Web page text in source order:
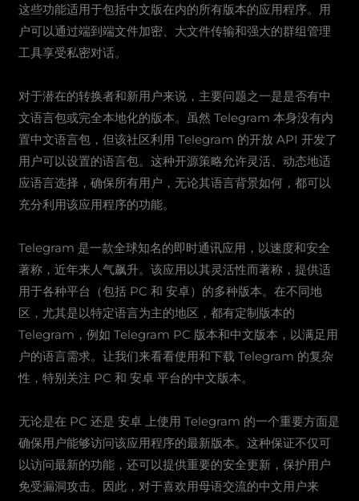
这些功能适用于包括中文版在内的所有版本的应用程序。用
户可以通过端到端文件加密、大文件传输和强大的群组管理
工具享受私密对话。
对于潜在的转换者和新用户来说，主要问题之一是是否有中
文语言包或完全本地化的版本。虽然 Telegram 本身没有内
置中文语言包，但该社区利用 Telegram 的开放 API 开发了
用户可以设置的语言包。这种开源策略允许灵活、动态地适
应语言选择，确保所有用户，无论其语言背景如何，都可以
充分利用该应用程序的功能。
Telegram 是一款全球知名的即时通讯应用，以速度和安全
著称，近年来人气飙升。该应用以其灵活性而著称，提供适
用于各种平台（包括 PC 和 安卓）的多种版本。在不同地
区，尤其是以特定语言为主的地区，都有定制版本的
Telegram，例如 Telegram PC 版本和中文版本，以满足用
户的语言需求。让我们来看看使用和下载 Telegram 的复杂
性，特别关注 PC 和 安卓 平台的中文版本。
无论是在 PC 还是 安卓 上使用 Telegram 的一个重要方面是
确保用户能够访问该应用程序的最新版本。这种保证不仅可
以访问最新的功能，还可以提供重要的安全更新，保护用户
免受漏洞攻击。因此，对于喜欢用母语交流的中文用户来